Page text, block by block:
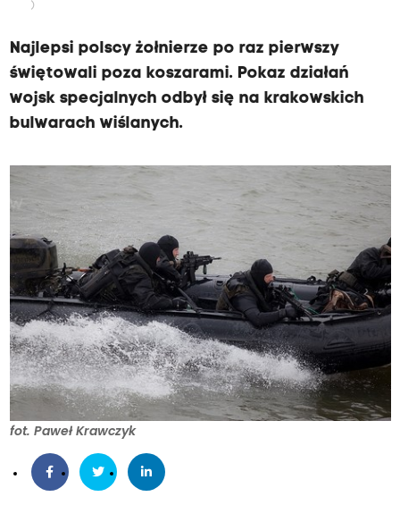
)
Najlepsi polscy żołnierze po raz pierwszy
świętowali poza koszarami. Pokaz działań
wojsk specjalnych odbył się na krakowskich
bulwarach wiślanych.
fot. Paweł Krawczyk